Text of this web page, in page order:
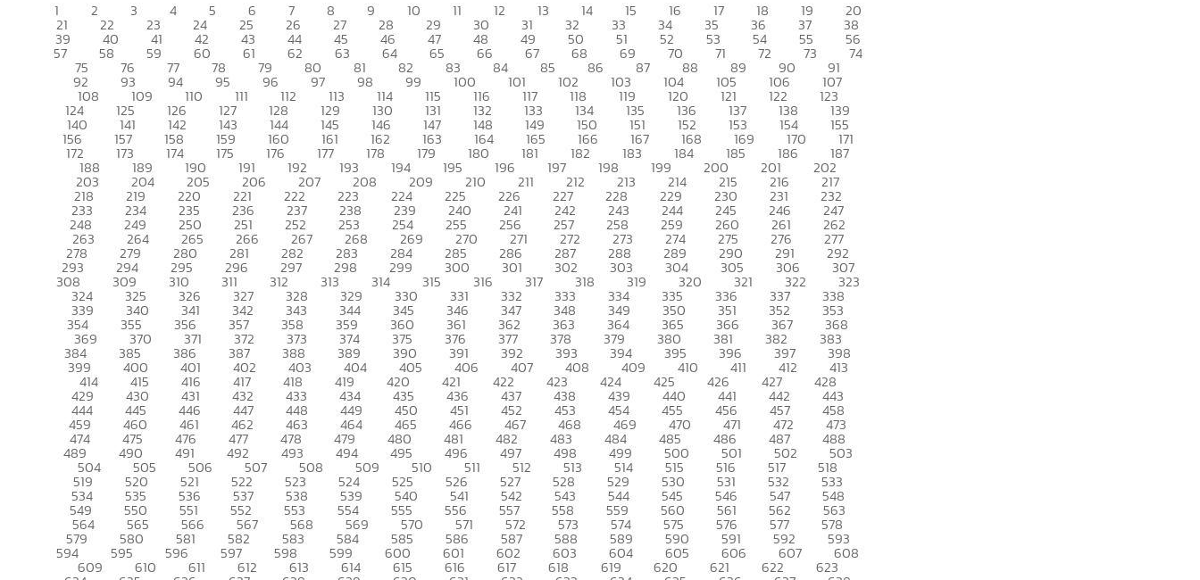
1 2 3 4 5 6 7 8 9 10 11 12 13 14 15 16 17 18 19 20
21 22 23 24 25 26 27 28 29 30 31 32 33 34 35 36 37 38
39 40 41 42 43 44 45 46 47 48 49 50 51 52 53 54 55 56
57 58 59 60 61 62 63 64 65 66 67 68 69 70 71 72 73 74
75 76 77 78 79 80 81 82 83 84 85 86 87 88 89 90 91
92 93 94 95 96 97 98 99 100 101 102 103 104 105 106 107
108 109 110 111 112 113 114 115 116 117 118 119 120 121 122 123
124 125 126 127 128 129 130 131 132 133 134 135 136 137 138 139
140 141 142 143 144 145 146 147 148 149 150 151 152 153 154 155
156 157 158 159 160 161 162 163 164 165 166 167 168 169 170 171
172 173 174 175 176 177 178 179 180 181 182 183 184 185 186 187
188 189 190 191 192 193 194 195 196 197 198 199 200 201 202
203 204 205 206 207 208 209 210 211 212 213 214 215 216 217
218 219 220 221 222 223 224 225 226 227 228 229 230 231 232
233 234 235 236 237 238 239 240 241 242 243 244 245 246 247
248 249 250 251 252 253 254 255 256 257 258 259 260 261 262
263 264 265 266 267 268 269 270 271 272 273 274 275 276 277
278 279 280 281 282 283 284 285 286 287 288 289 290 291 292
293 294 295 296 297 298 299 300 301 302 303 304 305 306 307
308 309 310 311 312 313 314 315 316 317 318 319 320 321 322 323
324 325 326 327 328 329 330 331 332 333 334 335 336 337 338
339 340 341 342 343 344 345 346 347 348 349 350 351 352 353
354 355 356 357 358 359 360 361 362 363 364 365 366 367 368
369 370 371 372 373 374 375 376 377 378 379 380 381 382 383
384 385 386 387 388 389 390 391 392 393 394 395 396 397 398
399 400 401 402 403 404 405 406 407 408 409 410 411 412 413
414 415 416 417 418 419 420 421 422 423 424 425 426 427 428
429 430 431 432 433 434 435 436 437 438 439 440 441 442 443
444 445 446 447 448 449 450 451 452 453 454 455 456 457 458
459 460 461 462 463 464 465 466 467 468 469 470 471 472 473
474 475 476 477 478 479 480 481 482 483 484 485 486 487 488
489 490 491 492 493 494 495 496 497 498 499 500 501 502 503
504 505 506 507 508 509 510 511 512 513 514 515 516 517 518
519 520 521 522 523 524 525 526 527 528 529 530 531 532 533
534 535 536 537 538 539 540 541 542 543 544 545 546 547 548
549 550 551 552 553 554 555 556 557 558 559 560 561 562 563
564 565 566 567 568 569 570 571 572 573 574 575 576 577 578
579 580 581 582 583 584 585 586 587 588 589 590 591 592 593
594 595 596 597 598 599 600 601 602 603 604 605 606 607 608
609 610 611 612 613 614 615 616 617 618 619 620 621 622 623